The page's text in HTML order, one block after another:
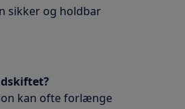
sikker og holdbar
kan ofte forlænge